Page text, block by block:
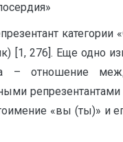
[1, 276]. Еще одно
– отношение
репрезентантами
«вы (ты)» и